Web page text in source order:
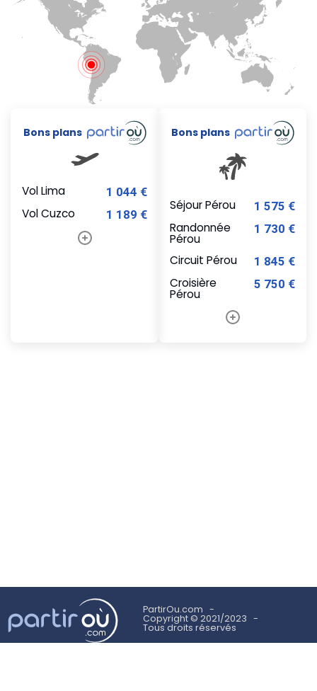
Bons plans
Vol Lima 1 044 €
Vol Cuzco 1 189 €
Bons plans
Séjour Pérou 1 575 €
Randonnée
Pérou
1 730 €
Circuit Pérou 1 845 €
Croisière
Pérou
5 750 €
PartirOu.com
Copyright © 2021/2023
Tous droits réservés